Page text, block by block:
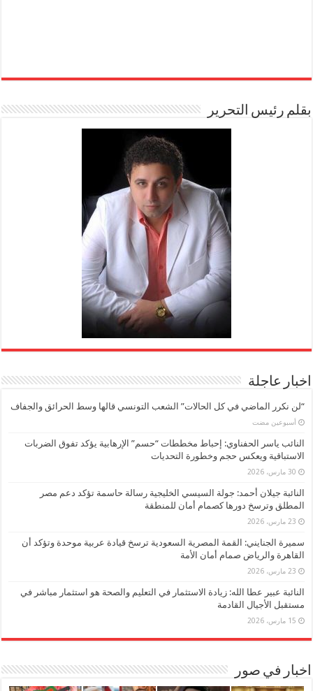
بقلم رئيس التحرير
اخبار عاجلة
“لن نكرر الماضي في كل الحالات” الشعب التونسي قالها وسط الحرائق والجفاف
‏أسبوعين مضت
النائب ياسر الحفناوي: إحباط مخططات “حسم” الإرهابية يؤكد تفوق الضربات
الاستباقية ويعكس حجم وخطورة التحديات
30 مارس، 2026
النائبة جيلان أحمد: جولة السيسي الخليجية رسالة حاسمة تؤكد دعم مصر
المطلق وترسخ دورها كصمام أمان للمنطقة
23 مارس، 2026
سميرة الجنايني: القمة المصرية السعودية ترسخ قيادة عربية موحدة وتؤكد أن
القاهرة والرياض صمام أمان الأمة
23 مارس، 2026
النائبة عبير عطا الله: زيادة الاستثمار في التعليم والصحة هو استثمار مباشر في
مستقبل الأجيال القادمة
15 مارس، 2026
اخبار في صور